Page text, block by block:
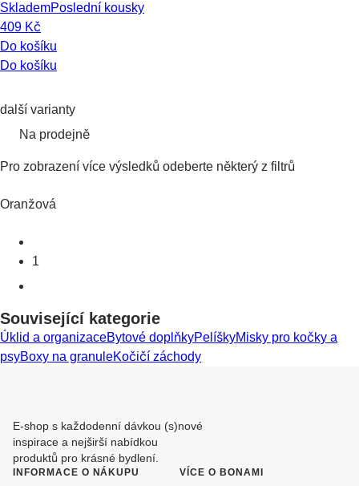
SklademPoslední kousky
409 Kč
Do košíku
Do košíku
další varianty
Na prodejně
Pro zobrazení více výsledků odeberte některý z filtrů
Oranžová
1
Související kategorie
Úklid a organizaceBytové doplňkyPelíškyMisky pro kočky a
psyBoxy na granuleKočičí záchody
E-shop s každodenní dávkou (s)nové
inspirace a nejširší nabídkou
produktů pro krásné bydlení.
INFORMACE O NÁKUPU VÍCE O BONAMI